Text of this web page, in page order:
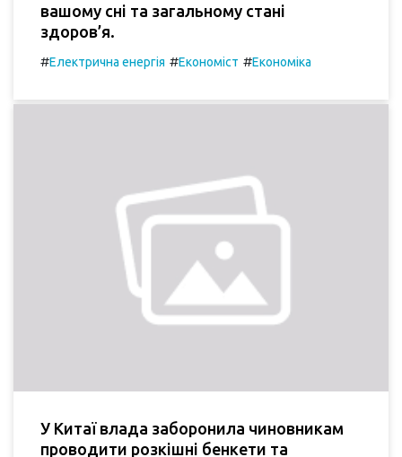
вашому сні та загальному стані
здоров’я.
#Електрична енергія #Економіст #Економіка
У Китаї влада заборонила чиновникам
проводити розкішні бенкети та